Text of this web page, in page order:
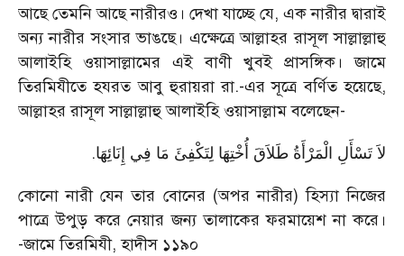
আছে তেমনি আছে নারীরও। দেখা যাচ্ছে যে, এক নারীর দ্বারাই
অন্য নারীর সংসার ভাঙছে। এক্ষেত্রে আল্লাহর রাসূল সাল্লাল্লাহু
আলাইহি ওয়াসাল্লামের এই বাণী খুবই প্রাসঙ্গিক। জামে
তিরমিযীতে হযরত আবু হুরায়রা রা.-এর সূত্রে বর্ণিত হয়েছে,
আল্লাহর রাসূল সাল্লাল্লাহু আলাইহি ওয়াসাল্লাম বলেছেন-
لاَ تَسْأَلِ الْمَرْأَةُ طَلاَقَ أُخْتِهَا لِتَكْفِئَ مَا فِي إِنَائِهَا.
কোনো নারী যেন তার বোনের (অপর নারীর) হিস্যা নিজের
পাত্রে উপুড় করে নেয়ার জন্য তালাকের ফরমায়েশ না করে।
-জামে তিরমিযী, হাদীস ১১৯০